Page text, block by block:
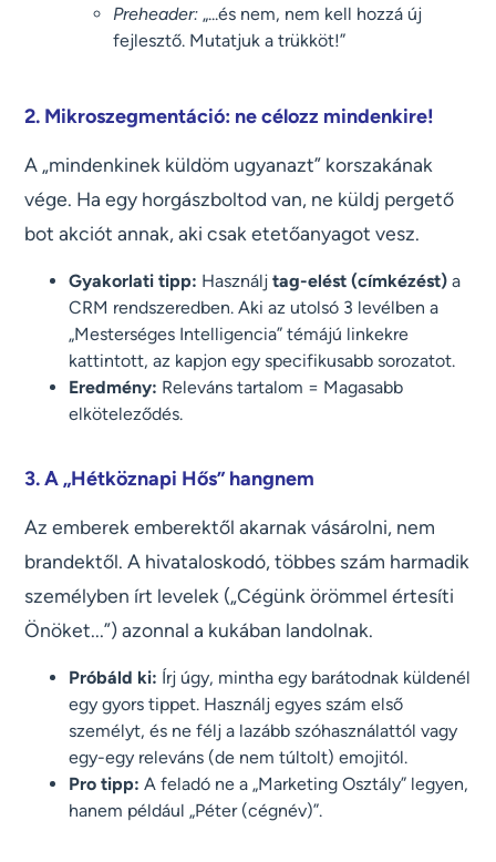
Preheader: „...és nem, nem kell hozzá új
fejlesztő. Mutatjuk a trükköt!”
2. Mikroszegmentáció: ne célozz mindenkire!
A „mindenkinek küldöm ugyanazt” korszakának
vége. Ha egy horgászboltod van, ne küldj pergető
bot akciót annak, aki csak etetőanyagot vesz.
Gyakorlati tipp: Használjtag-elést (címkézést) a
CRM rendszeredben. Aki az utolsó 3 levélben a
„Mesterséges Intelligencia” témájú linkekre
kattintott, az kapjon egy specifikusabb sorozatot.
Eredmény: Releváns tartalom = Magasabb
elköteleződés.
3. A „Hétköznapi Hős” hangnem
Az emberek emberektől akarnak vásárolni, nem
brandektől. A hivataloskodó, többes szám harmadik
személyben írt levelek („Cégünk örömmel értesíti
Önöket...”) azonnal a kukában landolnak.
Próbáld ki: Írj úgy, mintha egy barátodnak küldenél
egy gyors tippet. Használj egyes szám első
személyt, és ne félj a lazább szóhasználattól vagy
egy-egy releváns (de nem túltolt) emojitól.
Pro tipp: A feladó ne a „Marketing Osztály” legyen,
hanem például „Péter (cégnév)”.